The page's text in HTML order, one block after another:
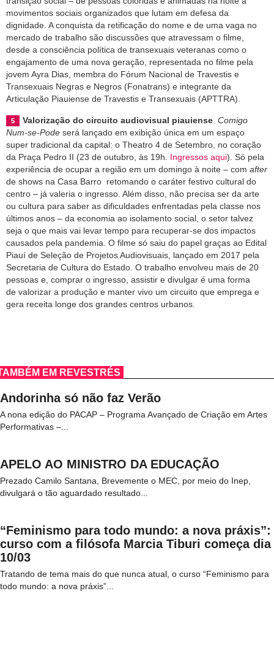
movimentos sociais organizados que lutam em defesa da
dignidade. A conquista da retificação do nome e de uma vaga no
mercado de trabalho são discussões que atravessam o filme,
desde a consciência política de transexuais veteranas como o
engajamento de uma nova geração, representada no filme pela
jovem Ayra Dias, membra do Fórum Nacional de Travestis e
Transexuais Negras e Negros (Fonatrans) e integrante da
Articulação Piauiense de Travestis e Transexuais (APTTRA).
Valorização do circuito audiovisual piauiense Comigo
Num-se-Pode será lançado em exibição única em um espaço
super tradicional da capital: o Theatro 4 de Setembro, no coração
da Praça Pedro II (23 de outubro, às 19h. Ingressos aqui). Só pela
experiência de ocupar a região em um domingo à noite – com after
de shows na Casa Barro retomando o caráter festivo cultural do
centro – já valeria o ingresso. Além disso, não precisa ser da arte
ou cultura para saber as dificuldades enfrentadas pela classe nos
últimos anos – da economia ao isolamento social, o setor talvez
seja o que mais vai levar tempo para recuperar-se dos impactos
causados pela pandemia. O filme só saiu do papel graças ao Edital
Piauí de Seleção de Projetos Audiovisuais, lançado em 2017 pela
Secretaria de Cultura do Estado. O trabalho envolveu mais de 20
pessoas e, comprar o ingresso, assistir e divulgar é uma forma
de valorizar a produção e manter vivo um circuito que emprega e
gera receita longe dos grandes centros urbanos.
EM REVESTRÉS
Andorinha só não faz Verão
A nona edição do PACAP – Programa Avançado de Criação em Artes
Performativas –...
APELO AO MINISTRO DA EDUCAÇÃO
Prezado Camilo Santana, Brevemente o MEC, por meio do Inep,
divulgará o tão aguardado resultado...
“Feminismo para todo mundo: a nova práxis”:
curso com a filósofa Marcia Tiburi começa dia
10/03
Tratando de tema mais do que nunca atual, o curso “Feminismo para
todo mundo: a nova práxis”...